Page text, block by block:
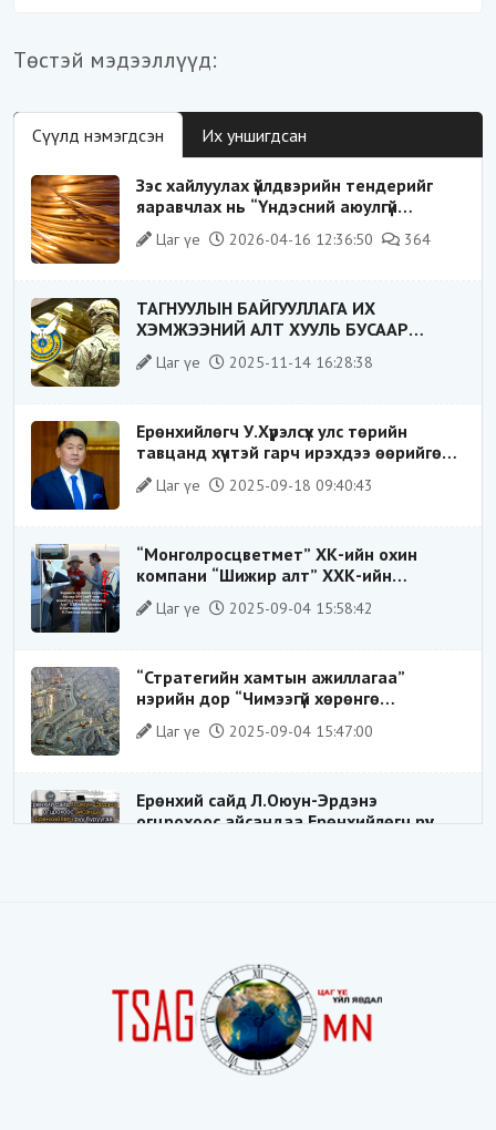
Төстэй мэдээллүүд:
Сүүлд нэмэгдсэн Их уншигдсан
Зэс хайлуулах үйлдвэрийн тендерийг
яаравчлах нь “Үндэсний аюулгүй
байдал“-д эрсдэлтэй юу?
Цаг үе 2026-04-16 12:36:50 364
ТАГНУУЛЫН БАЙГУУЛЛАГА ИХ
ХЭМЖЭЭНИЙ АЛТ ХУУЛЬ БУСААР
ХИЛЭЭР ГАРГАХ ГЭЖ БАЙСАН
ҮЙЛДЛИЙГ ТАСЛАН ЗОГСООЛОО
Цаг үе 2025-11-14 16:28:38
Ерөнхийлөгч У.Хүрэлсүх улс төрийн
тавцанд хүчтэй гарч ирэхдээ өөрийгөө
шударга ёсны төлөө тэмцэгч, “хуучин
тогтолцооны хонгилыг нураагч” гэсэн
Цаг үе 2025-09-18 09:40:43
“Монголросцветмет” ХК-ийн охин
компани “Шижир алт” ХХК-ийн
Гүйцэтгэх захирлаар ажиллаж байсан
О.Баттөмөрт холбогдох хэрэг хаашаа
Цаг үе 2025-09-04 15:58:42
“Стратегийн хамтын ажиллагаа”
нэрийн дор “Чимээгүй хөрөнгө
хуримтлал”
Цаг үе 2025-09-04 15:47:00
Ерөнхий сайд Л.Оюун-Эрдэнэ
огцрохоос айсандаа Ерөнхийлөгч рүү
Видёо: ХУУЛЬ ЗӨРЧИН СОНГОГДСОН
ХУУЛЬ ТОГТООГЧ